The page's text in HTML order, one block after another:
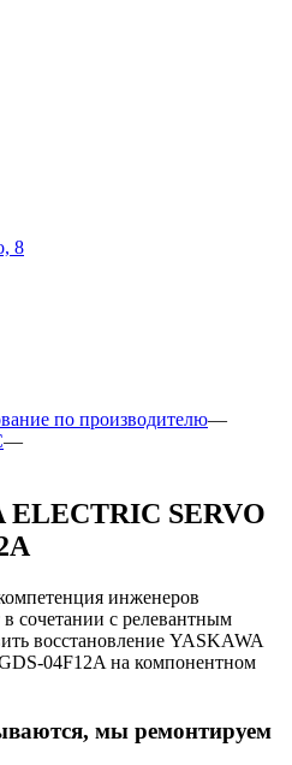
8
по производителю—
—
ELECTRIC SERVO
инженеров
сочетании с релевантным
восстановление YASKAWA
04F12A на компонентном
мы ремонтируем